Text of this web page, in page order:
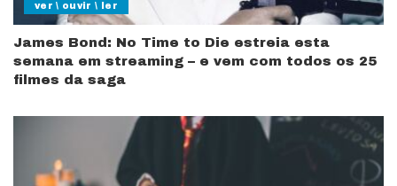
ver \ ouvir \ ler
James Bond: No Time to Die estreia esta
semana em streaming – e vem com todos os 25
filmes da saga